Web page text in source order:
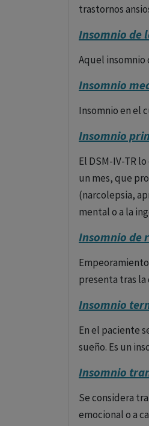
trastornos
Insomnio de
Aquel insomnio
Insomnio
Insomnio en el
Insomnio
El DSM-IV-TR
un mes, que
(narcolepsia,
mental o a la
Insomnio de
presenta tras
Insomnio
En el paciente
sueño. Es un
Insomnio
Se considera
emocional o a